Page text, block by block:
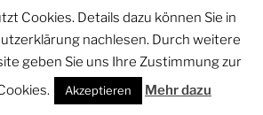
euch!
Cookies. Details dazu können Sie in
nachlesen. Durch weitere
geben Sie uns Ihre Zustimmung zur
Akzeptieren Mehr dazu